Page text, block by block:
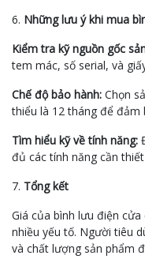
6. Những lưu ý khi mua
Kiểm tra kỹ nguồn gốc
tem mác, số serial, và
Chế độ bảo hành: Chọn
thiểu là 12 tháng để đảm
Tìm hiểu kỹ về tính năng:
đủ các tính năng cần
7. Tổng kết
Giá của bình lưu điện
nhiều yếu tố. Người tiêu
và chất lượng sản phẩm